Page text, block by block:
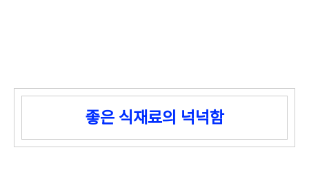
좋은 식재료의 넉넉함